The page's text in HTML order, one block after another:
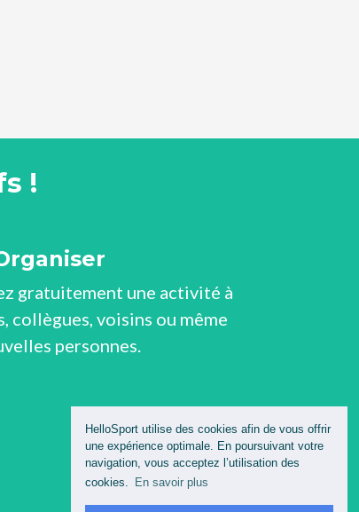
HelloSport utilise des cookies afin de vous offrir
une expérience optimale. En poursuivant votre
navigation, vous acceptez l’utilisation des
cookies.
En savoir plus
!
gratuitement une activité à
collègues, voisins ou même
personnes.